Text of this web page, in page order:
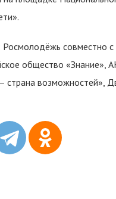
совместно
общество
страна возможностей»,